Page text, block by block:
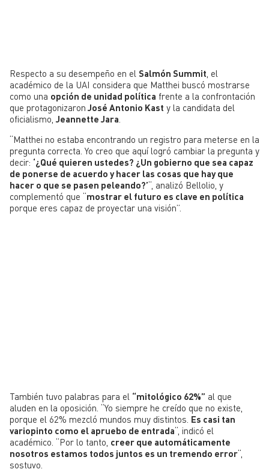
Respecto a su desempeño en el Salmón Summit , el
académico de la UAI considera que Matthei buscó mostrarse
como una opción de unidad política frente a la confrontación
que protagonizaron José Antonio Kast y la candidata del
oficialismo, Jeannette Jara
“Matthei no estaba encontrando un registro para meterse en la
pregunta correcta. Yo creo que aquí logró cambiar la pregunta y
decir: ‘¿Qué quieren ustedes? ¿Un gobierno que sea capaz
de ponerse de acuerdo y hacer las cosas que hay que
hacer o que se pasen peleando?’“, analizó Bellolio, y
complementó que “mostrar el futuro es clave en política
porque eres capaz de proyectar una visión”.
También tuvo palabras para el “mitológico 62%” al que
aluden en la oposición. “Yo siempre he creído que no existe,
porque el 62% mezcló mundos muy distintos. Es casi tan
variopinto como el apruebo de entrada“, indicó el
académico. “Por lo tanto, creer que automáticamente
nosotros estamos todos juntos es un tremendo error“,
sostuvo.